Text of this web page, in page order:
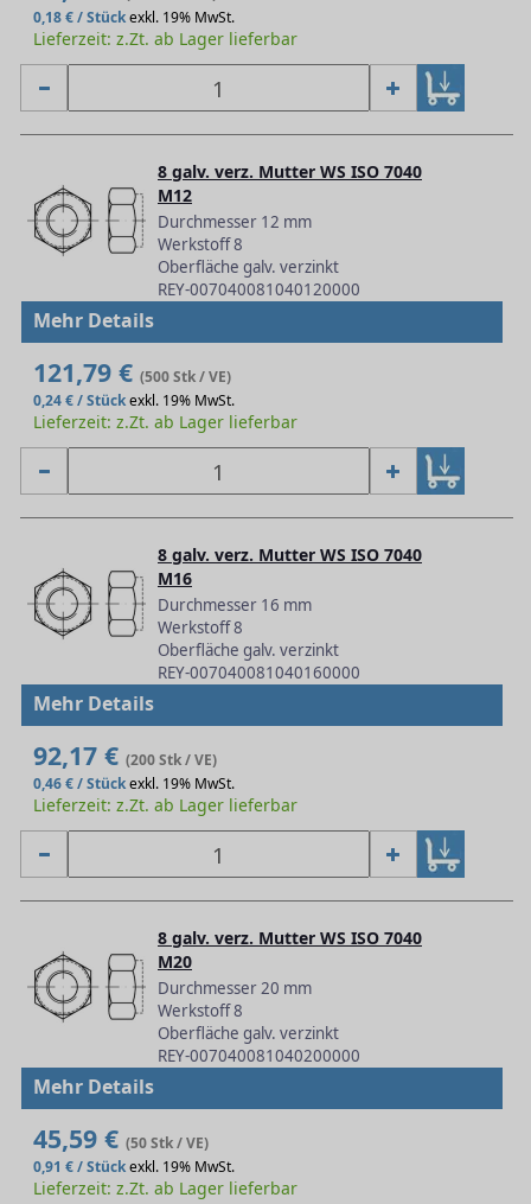
0,18 € / Stückexkl. 19% MwSt.
Lieferzeit: z.Zt. ab Lager lieferbar
8 galv. verz. Mutter WS ISO 7040
M12
Durchmesser 12 mm
Werkstoff 8
Oberfläche galv. verzinkt
REY-007040081040120000
Mehr Details
121,79 € (500 Stk / VE)
0,24 € / Stückexkl. 19% MwSt.
Lieferzeit: z.Zt. ab Lager lieferbar
8 galv. verz. Mutter WS ISO 7040
M16
Durchmesser 16 mm
Werkstoff 8
Oberfläche galv. verzinkt
REY-007040081040160000
Mehr Details
92,17 € (200 Stk / VE)
0,46 € / Stückexkl. 19% MwSt.
Lieferzeit: z.Zt. ab Lager lieferbar
8 galv. verz. Mutter WS ISO 7040
M20
Durchmesser 20 mm
Werkstoff 8
Oberfläche galv. verzinkt
REY-007040081040200000
Mehr Details
45,59 € (50 Stk / VE)
0,91 € / Stückexkl. 19% MwSt.
Lieferzeit: z.Zt. ab Lager lieferbar